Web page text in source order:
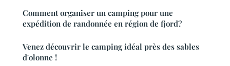
Comment organiser un camping pour une
expédition de randonnée en région de fjord?
Venez découvrir le camping idéal près des sables
d'olonne !